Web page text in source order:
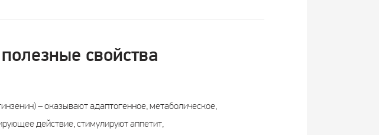
свойства
– оказывают адаптогенное, метаболическое,
действие, стимулируют аппетит,